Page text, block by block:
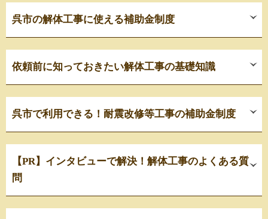
呉市の解体工事に使える補助金制度
依頼前に知っておきたい解体工事の基礎知識
呉市で利用できる！耐震改修等工事の補助金制度
【PR】インタビューで解決！解体工事のよくある質
問